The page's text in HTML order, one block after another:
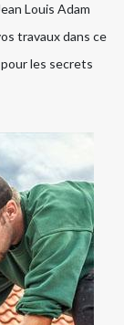
Louis Adam
travaux dans ce
les secrets